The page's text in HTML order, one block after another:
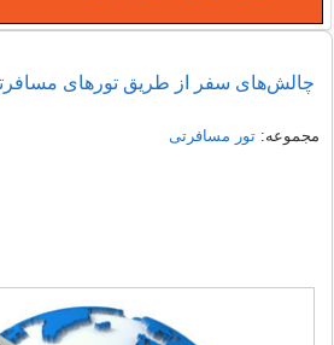
چالش‌های سفر از طریق تورهای
مجموعه:تور مسافرتی